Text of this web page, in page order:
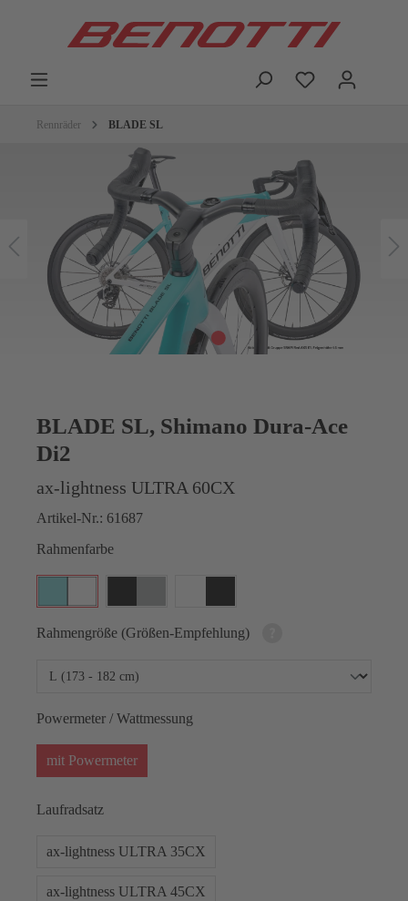
Rennräder BLADE SL
BLADE SL, Shimano Dura-Ace
Di2
ax-lightness ULTRA 60CX
Artikel-Nr.: 61687
Rahmenfarbe
Rahmengröße (Größen-Empfehlung)
Powermeter / Wattmessung
mit Powermeter
Laufradsatz
ax-lightness ULTRA 35CX
ax-lightness ULTRA 45CX